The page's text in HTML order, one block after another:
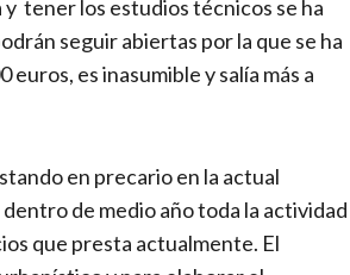
tener los estudios técnicos se ha
seguir abiertas por la que se ha
es inasumible y salía más a
en precario en la actual
de medio año toda la actividad
que presta actualmente. El